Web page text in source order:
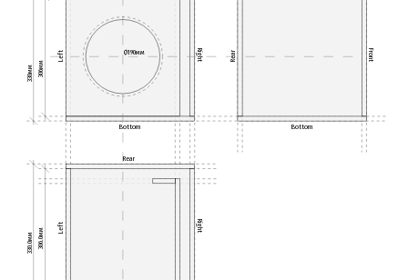
Ø190мм
330.0мм 306.0мм
330мм 306мм
Bottom Bottom
Rear
Left Right Rear Front
Left Right